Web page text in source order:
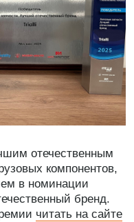
отечественным
компонентов,
в номинации
бренд.
читать на сайте